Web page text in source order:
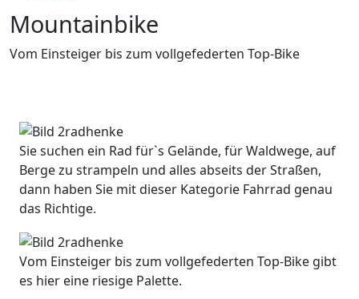
Mountainbike
Vom Einsteiger bis zum vollgefederten Top-Bike
Sie suchen ein Rad für`s Gelände, für Waldwege, auf
Berge zu strampeln und alles abseits der Straßen,
dann haben Sie mit dieser Kategorie Fahrrad genau
das Richtige.
Vom Einsteiger bis zum vollgefederten Top-Bike gibt
es hier eine riesige Palette.